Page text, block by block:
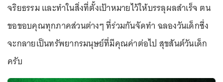
จริยธรรม และทำในสิ่งที่ตั้งเป้าหมายไว้ให้บรรลุผลสำเร็จ ตน
ขอขอบคุณทุกภาคส่วนต่างๆ ที่ร่วมกันจัดทำ ฉลองวันเด็กซึ่ง
จะกลายเป็นทรัพยากรมนุษย์ที่มีคุณค่าต่อไป สุขสันต์วันเด็ก
ครับ